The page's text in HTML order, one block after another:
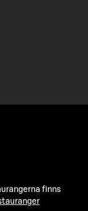
finns